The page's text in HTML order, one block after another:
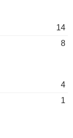
14
8
4
1